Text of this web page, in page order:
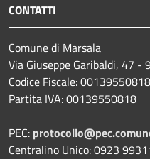
CONTATTI
Comune di Marsala
Via Giuseppe Garibaldi, 47 -
Codice Fiscale: 00139550818
Partita IVA: 00139550818
PEC:
Centralino Unico: 0923